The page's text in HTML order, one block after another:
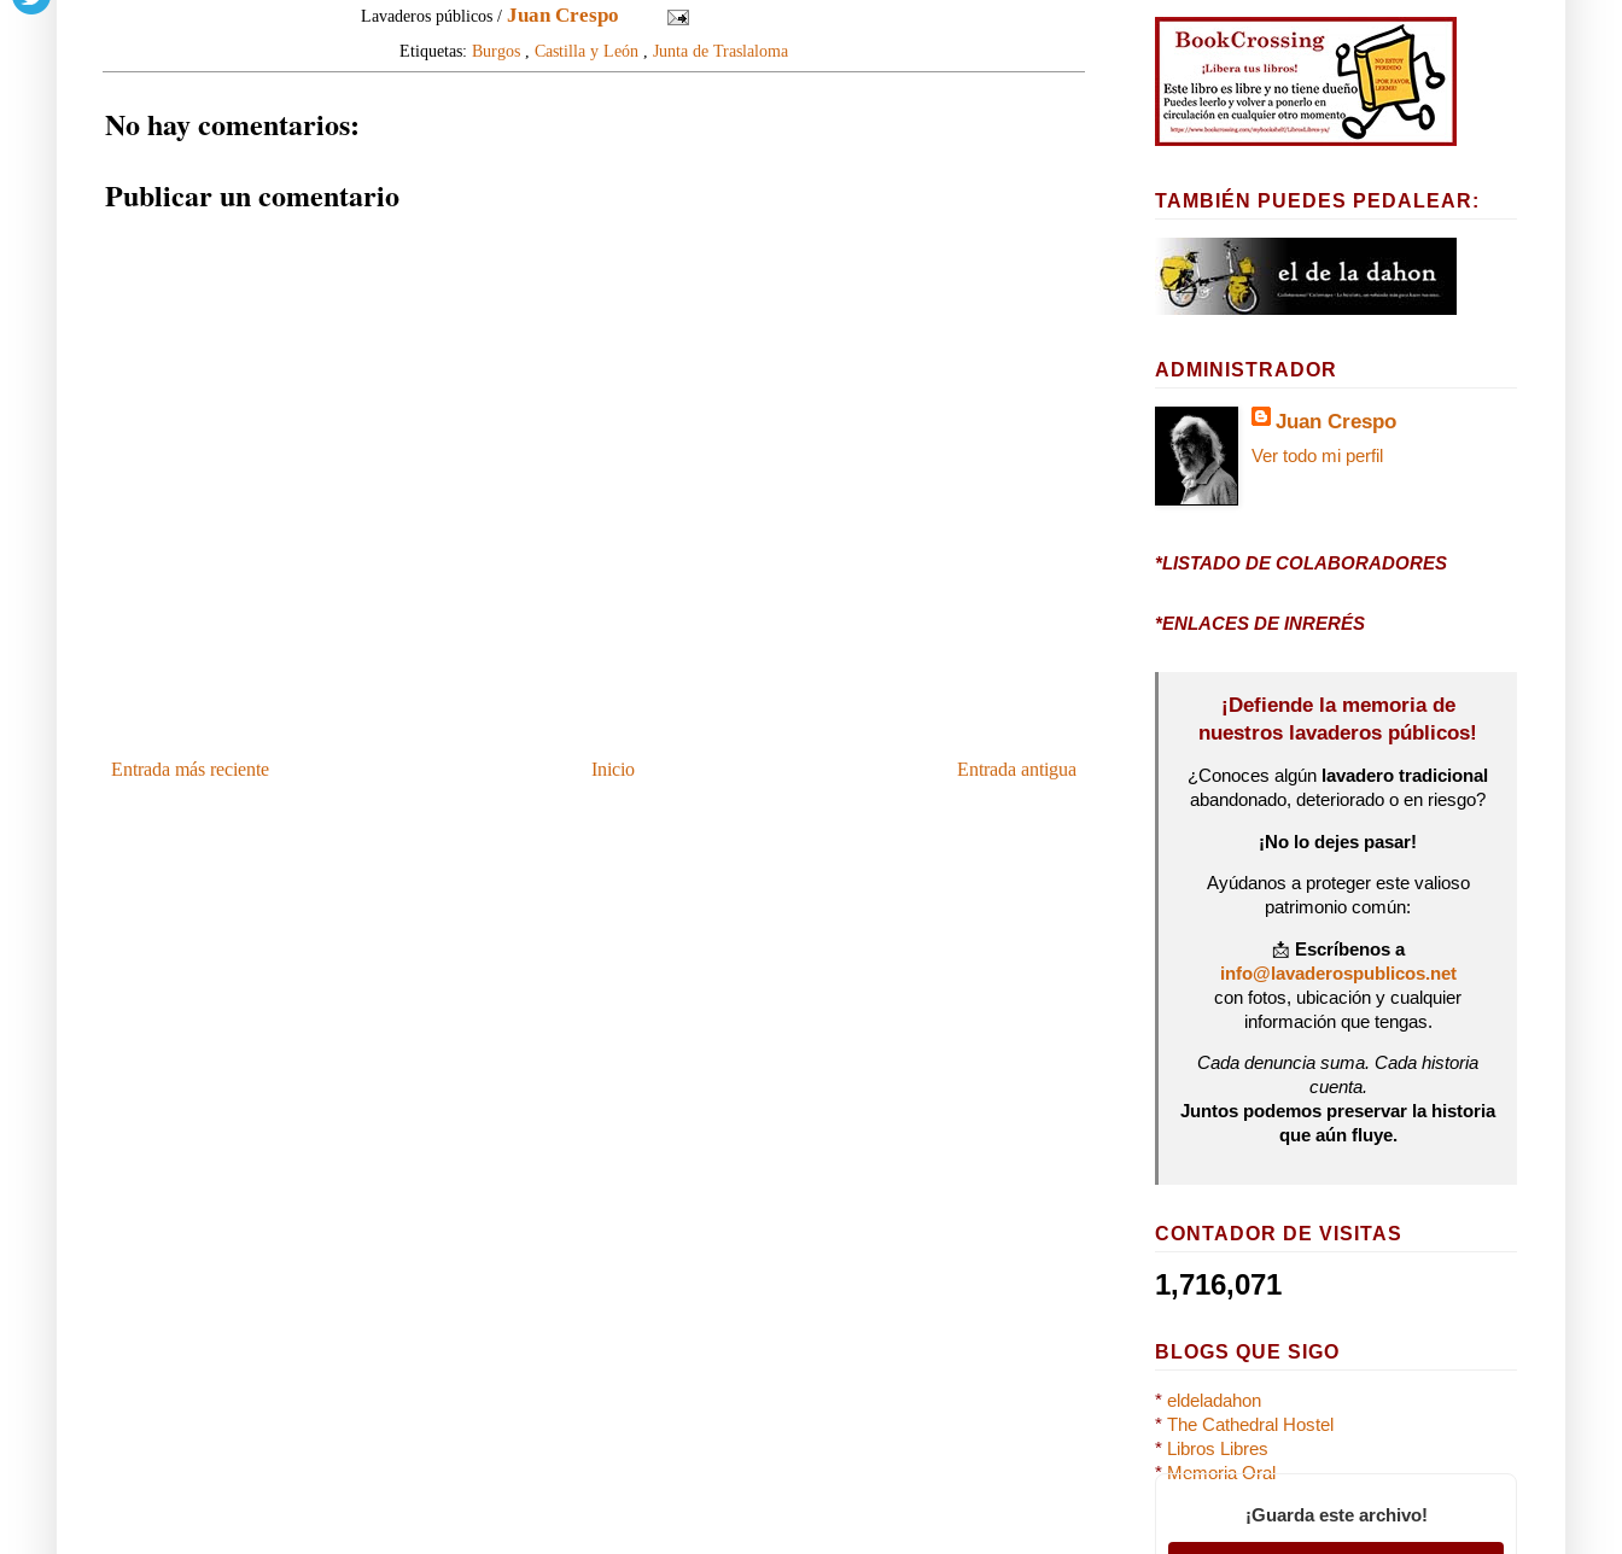
Lavaderos públicos /Juan Crespo
Etiquetas: Burgos , Castilla y León , Junta de Traslaloma
No hay comentarios:
Publicar un comentario
Entrada más reciente Entrada antigua
Inicio
TAMBIÉN PUEDES PEDALEAR:
ADMINISTRADOR
Juan Crespo
Ver todo mi perfil
*LISTADO DE COLABORADORES
*ENLACES DE INRERÉS
¡Defiende la memoria de
nuestros lavaderos públicos!
¿Conoces algún lavadero tradicional
abandonado, deteriorado o en riesgo?
¡No lo dejes pasar!
Ayúdanos a proteger este valioso
patrimonio común:
📩 Escríbenos a
info@lavaderospublicos.net
con fotos, ubicación y cualquier
información que tengas.
Cada denuncia suma. Cada historia
cuenta.
Juntos podemos preservar la historia
que aún fluye.
CONTADOR DE VISITAS
1,716,071
BLOGS QUE SIGO
* eldeladahon
* The Cathedral Hostel
* Libros Libres
* Memoria Oral
¡Guarda este archivo!